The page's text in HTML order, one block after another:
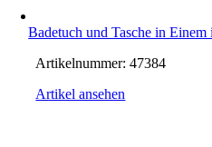
Badetuch und Tasche in
Artikelnummer:47384
Artikel ansehen